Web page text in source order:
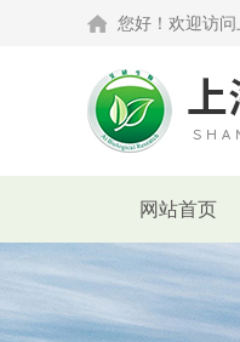
您好！欢迎访问
网站首页